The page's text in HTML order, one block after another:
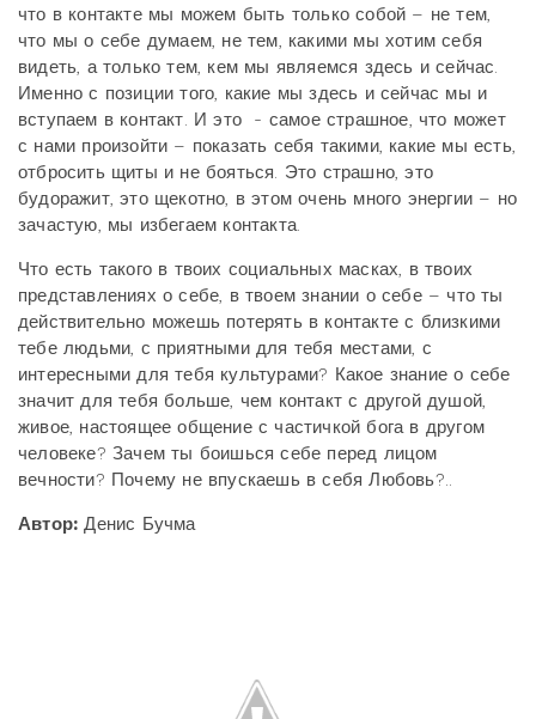
что в контакте мы можем быть только собой – не тем,
что мы о себе думаем, не тем, какими мы хотим себя
видеть, а только тем, кем мы являемся здесь и сейчас.
Именно с позиции того, какие мы здесь и сейчас мы и
вступаем в контакт. И это - самое страшное, что может
с нами произойти – показать себя такими, какие мы есть,
отбросить щиты и не бояться. Это страшно, это
будоражит, это щекотно, в этом очень много энергии – но
зачастую, мы избегаем контакта.
Что есть такого в твоих социальных масках, в твоих
представлениях о себе, в твоем знании о себе – что ты
действительно можешь потерять в контакте с близкими
тебе людьми, с приятными для тебя местами, с
интересными для тебя культурами? Какое знание о себе
значит для тебя больше, чем контакт с другой душой,
живое, настоящее общение с частичкой бога в другом
человеке? Зачем ты боишься себе перед лицом
вечности? Почему не впускаешь в себя Любовь?..
Автор: Денис Бучма